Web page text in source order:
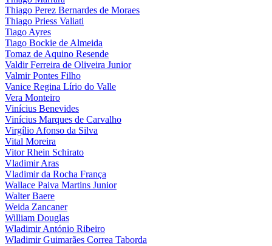
Thiago Perez Bernardes de Moraes
Thiago Priess Valiati
Tiago Ayres
Tiago Bockie de Almeida
Tomaz de Aquino Resende
Valdir Ferreira de Oliveira Junior
Valmir Pontes Filho
Vanice Regina Lírio do Valle
Vera Monteiro
Vinícius Benevides
Vinícius Marques de Carvalho
Virgílio Afonso da Silva
Vital Moreira
Vitor Rhein Schirato
Vladimir Aras
Vladimir da Rocha França
Wallace Paiva Martins Junior
Walter Baere
Weida Zancaner
William Douglas
Wladimir António Ribeiro
Wladimir Guimarães Correa Taborda